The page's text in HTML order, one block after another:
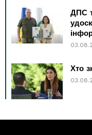
ДПС
Хто